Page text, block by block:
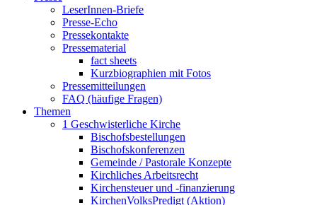
LeserInnen-Briefe
Presse-Echo
Pressekontakte
Pressematerial
fact sheets
Kurzbiographien mit Fotos
Pressemitteilungen
FAQ (häufige Fragen)
Themen
1 Geschwisterliche Kirche
Bischofsbestellungen
Bischofskonferenzen
Gemeinde / Pastorale Konzepte
Kirchliches Arbeitsrecht
Kirchensteuer und -finanzierung
KirchenVolksPredigt (Aktion)